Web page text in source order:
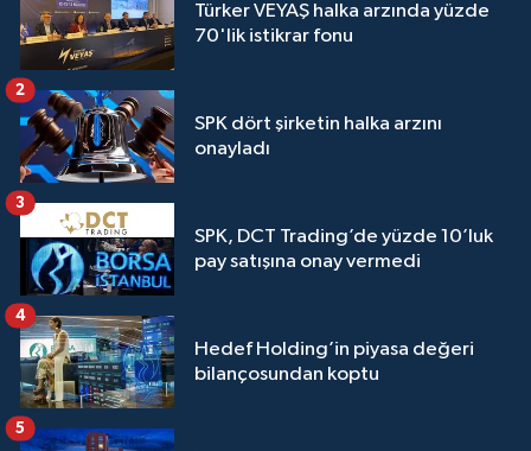
Türker VEYAŞ halka arzında yüzde
70'lik istikrar fonu
SPK dört şirketin halka arzını
onayladı
2
SPK, DCT Trading’de yüzde 10’luk
pay satışına onay vermedi
3
Hedef Holding’in piyasa değeri
bilançosundan koptu
4
5